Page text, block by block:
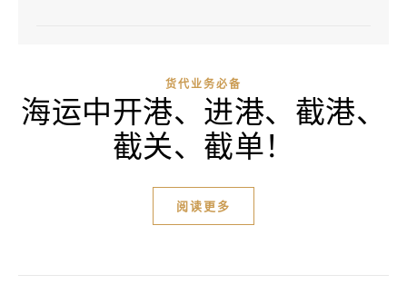
货代业务必备
海运中开港、进港、截港、
截关、截单！
阅读更多